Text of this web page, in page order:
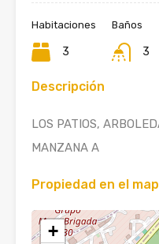
Habitaciones
3
Baños
3
Descripción
LOS PATIOS,
MANZANA A
Propiedad en el
+